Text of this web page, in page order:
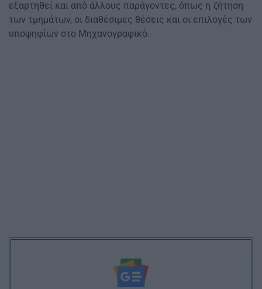
εξαρτηθεί και από άλλους παράγοντες, όπως η ζήτηση
των τμημάτων, οι διαθέσιμες θέσεις και οι επιλογές των
υποψηφίων στο Μηχανογραφικό.